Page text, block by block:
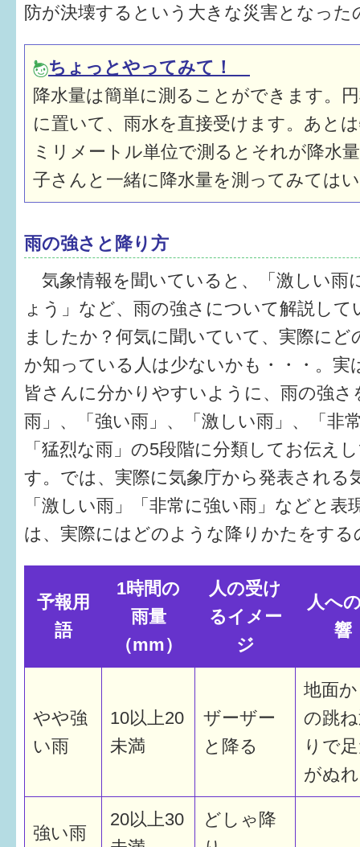
防が決壊するという大きな災害となっ
ちょっとやってみて！
降水量は簡単に測ることができます。
に置いて、雨水を直接受けます。あと
ミリメートル単位で測るとそれが降水
子さんと一緒に降水量を測ってみては
雨の強さと降り方
気象情報を聞いていると、「激しい雨
ょう」など、雨の強さについて解説し
ましたか？何気に聞いていて、実際に
か知っている人は少ないかも・・・。実
皆さんに分かりやすいように、雨の強さ
雨」、「強い雨」、「激しい雨」、「非
「猛烈な雨」の5段階に分類してお伝え
す。では、実際に気象庁から発表される
「激しい雨」「非常に強い雨」などと表
は、実際にはどのような降りかたをする
予報用
語
1時間の
雨量
（mm）
人の受け
るイメー
ジ
人へ
響
やや強
い雨
10以上20
未満
ザーザー
と降る
地面
の跳
りで
がぬ
強い雨
20以上30
どしゃ降
子育てマップ
イベントレポート
なるほどコラム
メールマガジン
はぐくむ.net相談コーナー
みんなの知恵袋
子育て情報誌「ほっと」
食育
福井市図書館オススメの本
お出かけ情報
病気・けが 基本情報
パパもママも子育て
ワンポイント英会話
ソーシャルメディア
すまいるサポート行事案内